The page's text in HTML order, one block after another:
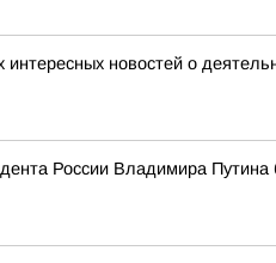
новостей о
России Владимира